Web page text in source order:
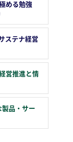
める勉強
ステナ経営
営推進と情
品・サー